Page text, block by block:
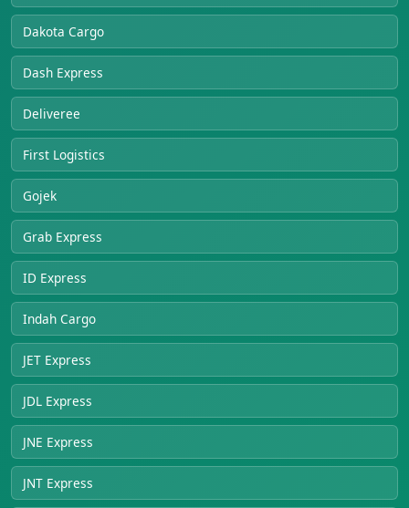
Dakota Cargo
Dash Express
Deliveree
First Logistics
Gojek
Grab Express
ID Express
Indah Cargo
JET Express
JDL Express
JNE Express
JNT Express